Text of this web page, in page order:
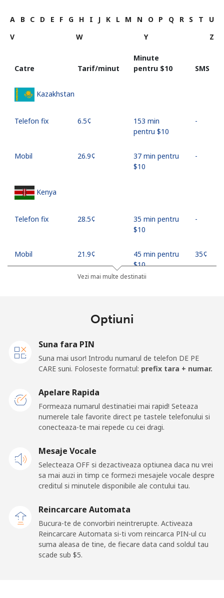
A B C D E F G H I J K L M N O P Q R S T
U
V
W Y Z
Catre Tarif/minut
Minute
pentru ⁦$10⁩
SMS
Kazakhstan
Telefon fix ⁦6.5¢⁩
153 min
pentru ⁦$10⁩
-
Mobil ⁦26.9¢⁩
37 min pentru
⁦$10⁩
-
Kenya
Telefon fix ⁦28.5¢⁩
35 min pentru
⁦$10⁩
-
Mobil ⁦21.9¢⁩
45 min pentru
⁦$10⁩
⁦35¢⁩
All country
⁦$10⁩
Kosovo
Telefon fix ⁦32.9¢⁩
30 min pentru
⁦$10⁩
-
⁦64.5¢⁩
Kuwait
Telefon fix ⁦6.9¢⁩
pentru ⁦$10⁩
⁦6.9¢⁩
144 min
Vezi mai multe destinatii
Optiuni
Suna fara PIN
Suna mai usor! Introdu numarul de telefon DE PE
CARE suni. Foloseste formatul: prefix tara + numar.
Apelare Rapida
Formeaza numarul destinatiei mai rapid! Seteaza
numerele tale favorite direct pe tastele telefonului si
conecteaza-te mai repede cu cei dragi.
Mesaje Vocale
Selecteaza OFF si dezactiveaza optiunea daca nu vrei
sa mai auzi in timp ce formezi mesajele vocale despre
creditul si minutele disponibile ale contului tau.
Reincarcare Automata
Bucura-te de convorbiri neintrerupte. Activeaza
Reincarcare Automata si-ti vom reincarca PIN-ul cu
suma aleasa de tine, de fiecare data cand soldul tau
scade sub ⁦$5⁩.